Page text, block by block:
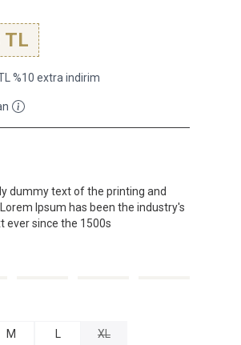
TL
%10 extra indirim
dummy text of the printing and
Ipsum has been the industry's
ever since the 1500s
M XL